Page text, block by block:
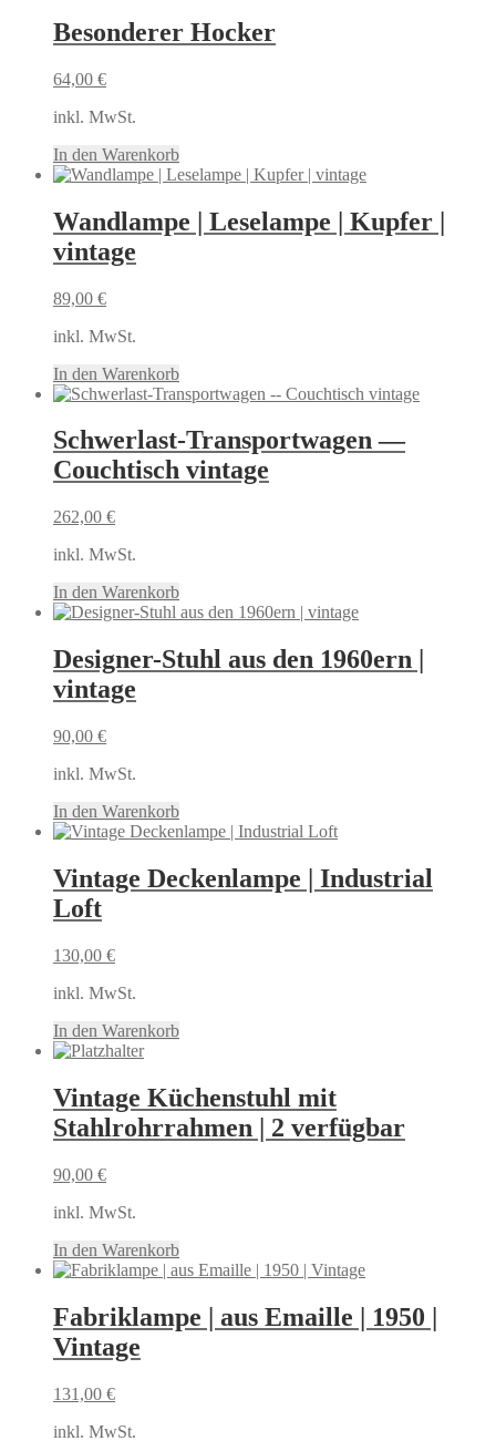
Besonderer Hocker
64,00 €
inkl. MwSt.
In den Warenkorb
Wandlampe | Leselampe | Kupfer |
vintage
89,00 €
inkl. MwSt.
In den Warenkorb
Schwerlast-Transportwagen —
Couchtisch vintage
262,00 €
inkl. MwSt.
In den Warenkorb
Designer-Stuhl aus den 1960ern |
vintage
90,00 €
inkl. MwSt.
In den Warenkorb
Vintage Deckenlampe | Industrial
Loft
130,00 €
inkl. MwSt.
In den Warenkorb
Vintage Küchenstuhl mit
Stahlrohrrahmen | 2 verfügbar
90,00 €
inkl. MwSt.
In den Warenkorb
Fabriklampe | aus Emaille | 1950 |
Vintage
131,00 €
inkl. MwSt.